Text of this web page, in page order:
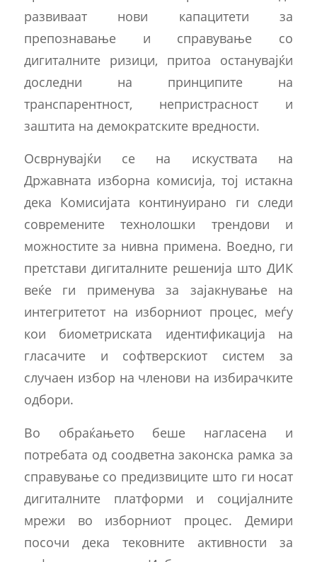
развиваат нови капацитети за
препознавање и справување со
дигиталните ризици, притоа останувајќи
доследни на принципите на
транспарентност, непристрасност и
заштита на демократските вредности.
Осврнувајќи се на искуствата на
Државната изборна комисија, тој истакна
дека Комисијата континуирано ги следи
современите технолошки трендови и
можностите за нивна примена. Воедно, ги
претстави дигиталните решенија што ДИК
веќе ги применува за зајакнување на
интегритетот на изборниот процес, меѓу
кои биометриската идентификација на
гласачите и софтверскиот систем за
случаен избор на членови на избирачките
одбори.
Во обраќањето беше нагласена и
потребата од соодветна законска рамка за
справување со предизвиците што ги носат
дигиталните платформи и социјалните
мрежи во изборниот процес. Демири
посочи дека тековните активности за